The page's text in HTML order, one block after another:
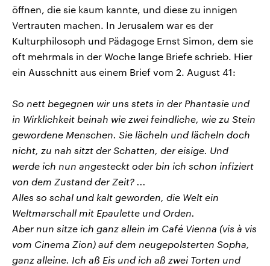
öffnen, die sie kaum kannte, und diese zu innigen
Vertrauten machen. In Jerusalem war es der
Kulturphilosoph und Pädagoge Ernst Simon, dem sie
oft mehrmals in der Woche lange Briefe schrieb. Hier
ein Ausschnitt aus einem Brief vom 2. August 41:
So nett begegnen wir uns stets in der Phantasie und
in Wirklichkeit beinah wie zwei feindliche, wie zu Stein
gewordene Menschen. Sie lächeln und lächeln doch
nicht, zu nah sitzt der Schatten, der eisige. Und
werde ich nun angesteckt oder bin ich schon infiziert
von dem Zustand der Zeit? ...
Alles so schal und kalt geworden, die Welt ein
Weltmarschall mit Epaulette und Orden.
Aber nun sitze ich ganz allein im Café Vienna (vis à vis
vom Cinema Zion) auf dem neugepolsterten Sopha,
ganz alleine. Ich aß Eis und ich aß zwei Torten und